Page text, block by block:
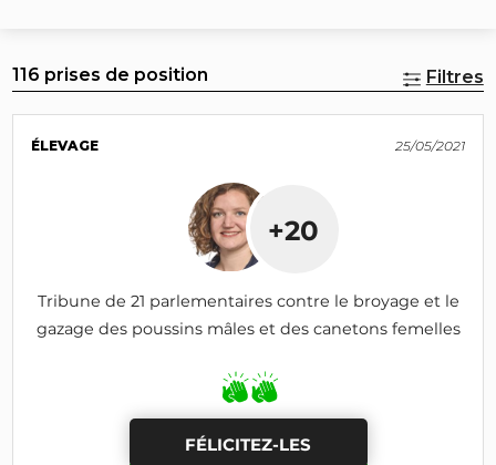
116 prises de position Filtres
ÉLEVAGE 25/05/2021
+20
Tribune de 21 parlementaires contre le broyage et le
gazage des poussins mâles et des canetons femelles
FÉLICITEZ-LES